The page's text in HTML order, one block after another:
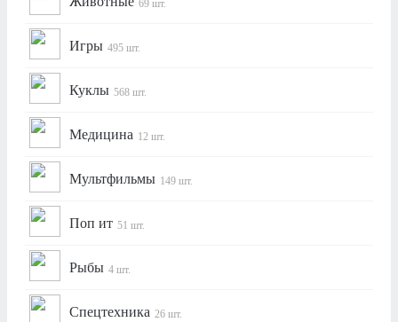
69 шт.
Игры 495 шт.
Куклы 568 шт.
Медицина 12 шт.
Мультфильмы 149 шт.
Поп ит 51 шт.
Рыбы 4 шт.
Спецтехника 26 шт.